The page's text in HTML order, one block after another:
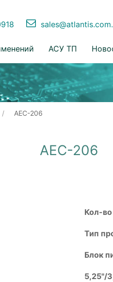
АСУ ТП
AEC-206
AEC-206
Кол-
Тип
Блок
5,25"/